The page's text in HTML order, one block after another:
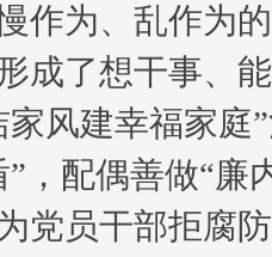
作为、乱作为
成了想干事、
家风建幸福家庭
”，配偶善做“廉
党员干部拒腐